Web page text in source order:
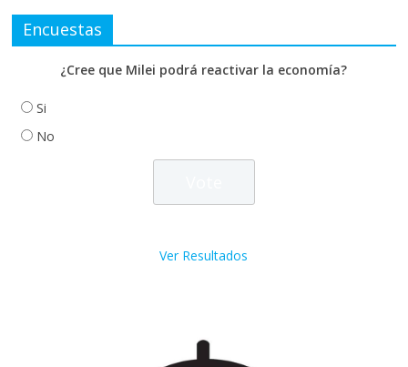
Encuestas
¿Cree que Milei podrá reactivar la economía?
Si
No
Ver Resultados